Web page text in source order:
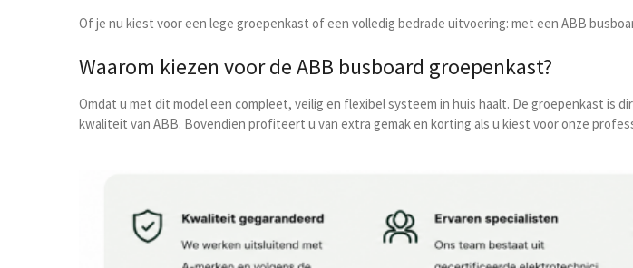
Of je nu kiest voor een lege groepenkast of een volledig bedrade uitvoering: met een ABB
Waarom kiezen voor de ABB busboard groepenkast?
Omdat u met dit model een compleet, veilig en flexibel systeem in huis haalt. De groepenkast is
kwaliteit van ABB. Bovendien profiteert u van extra gemak en korting als u kiest voor onze